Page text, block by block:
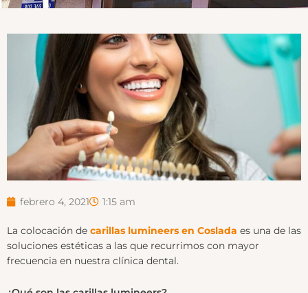
febrero 4, 2021 1:15 am
La colocación de carillas lumineers en Coslada es una de las
soluciones estéticas a las que recurrimos con mayor
frecuencia en nuestra clínica dental.